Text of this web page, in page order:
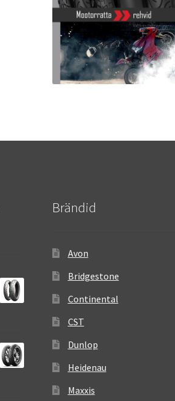
Brändid
Avon
Bridgestone
Continental
CST
Dunlop
Heidenau
Maxxis